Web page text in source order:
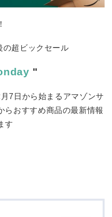
超ビックセール
"
7日から始まるアマゾンサ
らおすすめ商品の最新情報
す